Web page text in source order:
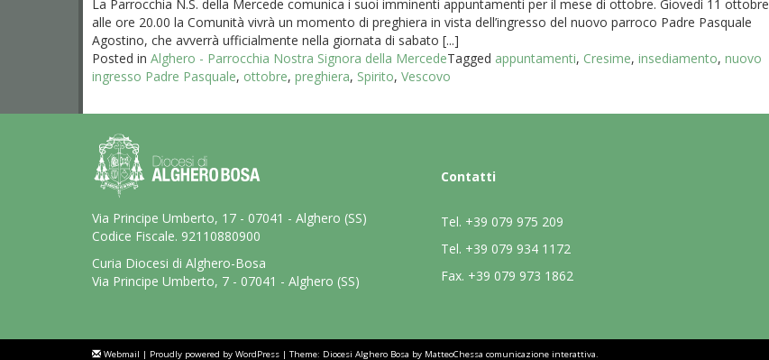
La Parrocchia N.S. della Mercede comunica i suoi imminenti appuntamenti per il mese di ottobre. Giovedì 11 ottobre
alle ore 20.00 la Comunità vivrà un momento di preghiera in vista dell’ingresso del nuovo parroco Padre Pasquale
Agostino, che avverrà ufficialmente nella giornata di sabato [...]
Posted in Alghero - Parrocchia Nostra Signora della MercedeTagged appuntamenti, Cresime, insediamento, nuovo
ingresso Padre Pasquale, ottobre, preghiera, Spirito, Vescovo
Via Principe Umberto, 17 - 07041 - Alghero (SS)
Codice Fiscale. 92110880900
Curia Diocesi di Alghero-Bosa
Via Principe Umberto, 7 - 07041 - Alghero (SS)
Contatti
Tel. +39 079 975 209
Tel. +39 079 934 1172
Fax. +39 079 973 1862
Webmail | Proudly powered by WordPress | Theme: Diocesi Alghero Bosa by MatteoChessa comunicazione interattiva.